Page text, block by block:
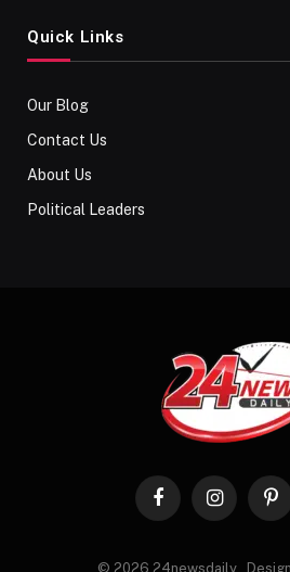
Quick Links
Our Blog
Contact Us
About Us
Political Leaders
FacebookInstagram
© 2026 24newsdaily .